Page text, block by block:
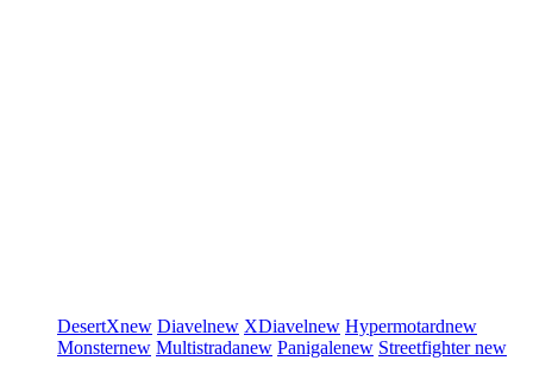
DesertXnew Diavelnew XDiavelnew Hypermotardnew
Monsternew Multistradanew Panigalenew Streetfighternew